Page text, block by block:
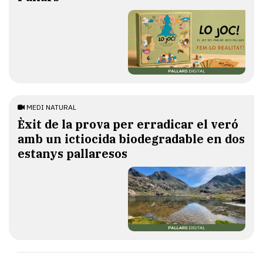
MEDI NATURAL
Èxit de la prova per erradicar el veró
amb un ictiocida biodegradable en dos
estanys pallaresos